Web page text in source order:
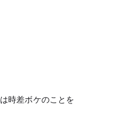
時差ボケのことを